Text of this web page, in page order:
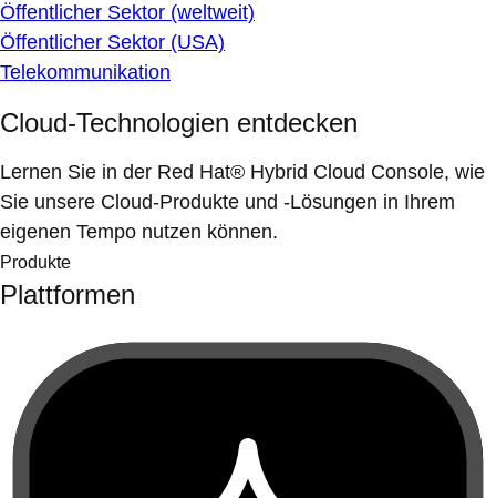
Öffentlicher Sektor (weltweit)
Öffentlicher Sektor (USA)
Telekommunikation
Cloud-Technologien entdecken
Lernen Sie in der Red Hat® Hybrid Cloud Console, wie
Sie unsere Cloud-Produkte und -Lösungen in Ihrem
eigenen Tempo nutzen können.
Produkte
Plattformen